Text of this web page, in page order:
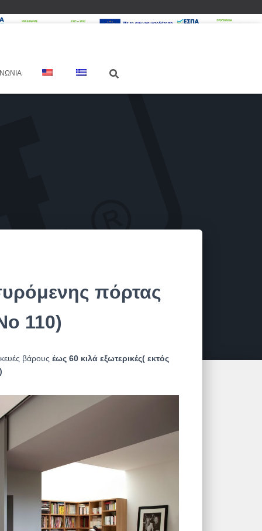
πόρτας
110)
βάρους έως 60 κιλά εξωτερικές( εκτός